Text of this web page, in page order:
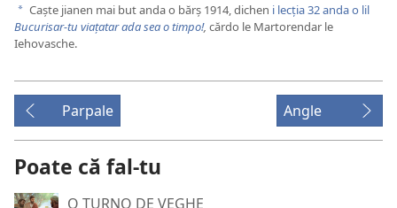
a Caște jianen mai but anda o bărș 1914, dichen i lecția 32 anda o lil
Bucurisar-tu viațatar ada sea o timpo!, cărdo le Martorendar le
Iehovasche.
Parpale Angle
Poate că fal-tu
O TURNO DE VEGHE